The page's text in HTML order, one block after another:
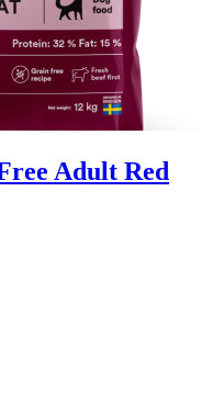
Adult Red